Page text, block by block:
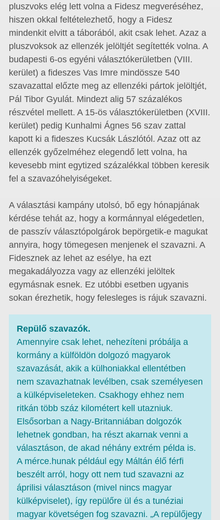
pluszvoks elég lett volna a Fidesz megveréséhez,
hiszen okkal feltételezhető, hogy a Fidesz
mindenkit elvitt a táborából, akit csak lehet. Azaz a
pluszvoksok az ellenzék jelöltjét segítették volna. A
budapesti 6-os egyéni választókerületben (VIII.
kerület) a fideszes Vas Imre mindössze 540
szavazattal előzte meg az ellenzéki pártok jelöltjét,
Pál Tibor Gyulát. Mindezt alig 57 százalékos
részvétel mellett. A 15-ös választókerületben (XVIII.
kerület) pedig Kunhalmi Ágnes 56 szav zattal
kapott ki a fideszes Kucsák Lászlótól. Azaz ott az
ellenzék győzelméhez elegendő lett volna, ha
kevesebb mint egytized százalékkal többen keresik
fel a szavazóhelyiségeket.
A választási kampány utolsó, bő egy hónapjának
kérdése tehát az, hogy a kormánnyal elégedetlen,
de passzív választópolgárok bepörgetik-e magukat
annyira, hogy tömegesen menjenek el szavazni. A
Fidesznek az lehet az esélye, ha ezt
megakadályozza vagy az ellenzéki jelöltek
egymásnak esnek. Ez utóbbi esetben ugyanis
sokan érezhetik, hogy felesleges is rájuk szavazni.
Repülő szavazók.
Amennyire csak lehet, nehezíteni próbálja a
kormány a külföldön dolgozó magyarok
szavazását, akik a külhoniakkal ellentétben
nem szavazhatnak levélben, csak személyesen
a külképviseleteken. Csakhogy ehhez nem
ritkán több száz kilométert kell utazniuk.
Elsősorban a Nagy-Britanniában dolgozók
lehetnek gondban, ha részt akarnak venni a
választáson, de akad néhány extrém példa is.
A mérce.hunak például egy Máltán élő férfi
beszélt arról, hogy ott nem tud szavazni az
áprilisi választáson (mivel nincs magyar
külképviselet), így repülőre ül és a tunéziai
magyar követségen fog szavazni. „A repülőjegy